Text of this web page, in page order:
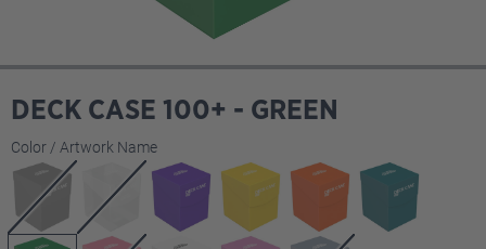
DECK CASE 100+ - GREEN
Seleccione
Color / Artwork Name